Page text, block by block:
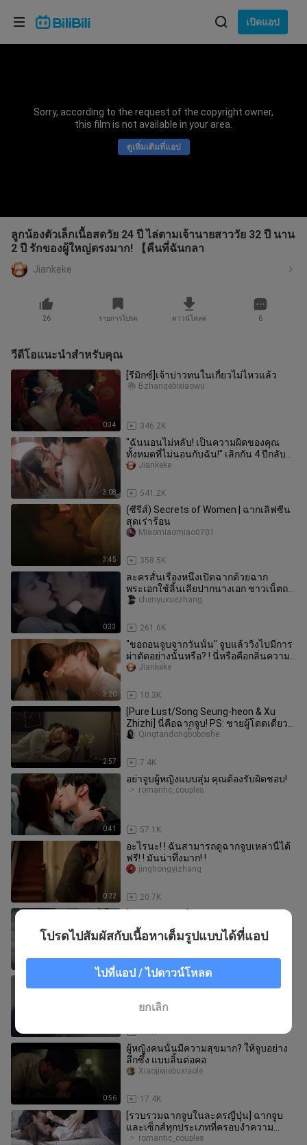
เปิดแอป
Sorry, according to the request of the copyright owner,
this film is not available in your area.
ดูเพิ่มเติมที่แอป
ลูกน้องตัวเล็กเนื้อสดวัย 24 ปี ไล่ตามเจ้านายสาววัย 32 ปี นาน
2 ปี รักของผู้ใหญ่ตรงมาก! 【คืนที่ฉันกลา
Jiankeke
26 รายการโปรด ดาวน์โหลด 6
วีดีโอแนะนำสำหรับคุณ
0:34
[รีมิกซ์]เจ้าบ่าวทนในเกี้ยวไม่ไหวแล้ว
346.2K
Bzhangebixiaowu
3:08
"ฉันนอนไม่หลับ! เป็นความผิดของคุณ
ทั้งหมดที่ไม่นอนกับฉัน!" เลิกกัน 4 ปีกลับ
ไปได้ไหม? นี่เป็นละครหวานส
541.2K
Jiankeke
3:45
(ซีรีส์) Secrets of Women | ฉากเลิฟซีน
สุดเร่าร้อน
358.5K
Miaomiaomiao0701
0:33
ละครสั้นเรื่องหนึ่งเปิดฉากด้วยฉาก
พระเอกใช้ลิ้นเลียปากนางเอก ชาวเน็ตถก
เถียง: จะชมว่านักแสดงทุ่มเทหรือ
261.6K
chenyuxuezhang
3:20
"ขอถอนจูบจากวันนั้น" จูบแล้ววิ่งไปมีการ
ผ่าตัดอย่างนั้นหรือ? ! นี่หรือคือกลิ่นความ
รักที่ขมขื่น? ! 【คว
10.3K
Jiankeke
2:57
[Pure Lust/Song Seung-heon & Xu
Zhizhi] นี่คือฉากจูบ! PS: ชายผู้โดดเดี่ยว
และหญิงม่าย เสื้อผ้าที่ไม่เ
7.4K
Qingtandongboboshe
0:41
อย่าจูบผู้หญิงแบบสุ่ม คุณต้องรับผิดชอบ!
57.1K
romantic_couples
0:22
อะไรนะ! ! ฉันสามารถดูฉากจูบเหล่านี้ได้
ฟรี! ! มันน่าทึ่งมาก! !
20.7K
jinghongyizhang
22.3K
YudouXIxixixixi
“อย่าหยุด หยุดไม่ได้” โลกมีจริง! เด็กสาว
การปลอบโยนจากแฟนที่ซ
7.1K
Jiankeke
0:56
ผู้หญิงคนนั้นมีความสุขมาก? ให้จูบอย่าง
ลึกซึ้ง แบบลิ้นต่อคอ
17.4K
Xiaojiejiebuxiaole
[รวบรวมฉากจูบในละครญี่ปุ่น] ฉากจูบ
และเซ็กส์ทุกประเภทที่ครอบงำความ
หลงใหลในการทำให้การแต่งงานสมบูรณ์
romantic_couples
โปรดไปสัมผัสกับเนื้อหาเต็มรูปแบบได้ที่แอป
ไปที่แอป / ไปดาวน์โหลด
ยกเลิก
เลือกภาษา